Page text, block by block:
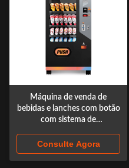
Máquina de venda de
bebidas e lanches com botão
com sistema de
teclado selecionável,A
capacidade de
Consulte Agora